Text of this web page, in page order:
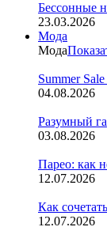
Бессонные
23.03.2026
Мода
Мода
Summer
04.08.2026
Разумный
03.08.2026
Парео: как
12.07.2026
Как
12.07.2026